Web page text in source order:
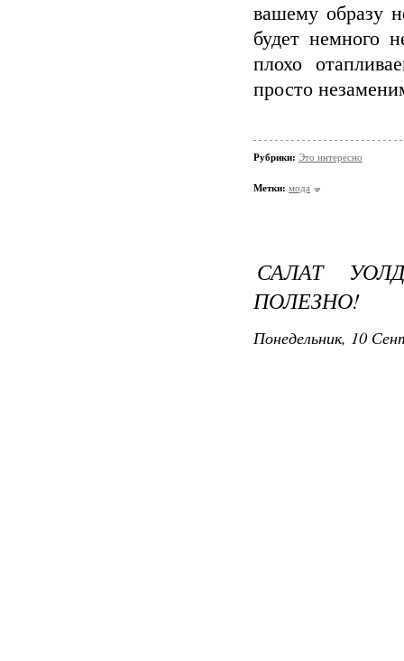
вашему образу
будет немного
плохо
просто
Рубрики: Это интересно
Метки: мода
САЛАТ
ПОЛЕЗНО!
Понедельник, 10